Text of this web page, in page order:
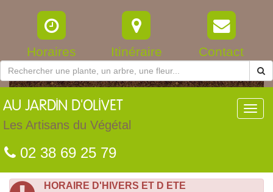
Horaires Itinéraire Contact
AU JARDIN D'OLIVET
Les Artisans du Végétal
02 38 69 25 79
HORAIRE D'HIVERS ET D ETE